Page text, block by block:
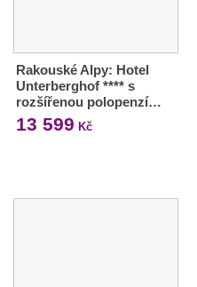
Rakouské Alpy: Hotel
Unterberghof **** s
rozšířenou polopenzí…
13 599 Kč